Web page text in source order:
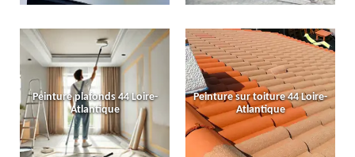
Peinture plafonds 44 Loire-
Atlantique
Peinture sur toiture 44 Loire-
Atlantique